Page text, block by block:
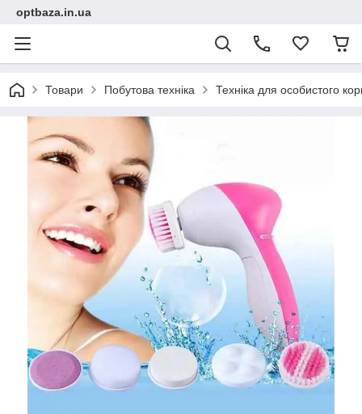
optbaza.in.ua
Товари Побутова техніка Техніка для особистого